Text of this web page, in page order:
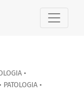
no
•
•